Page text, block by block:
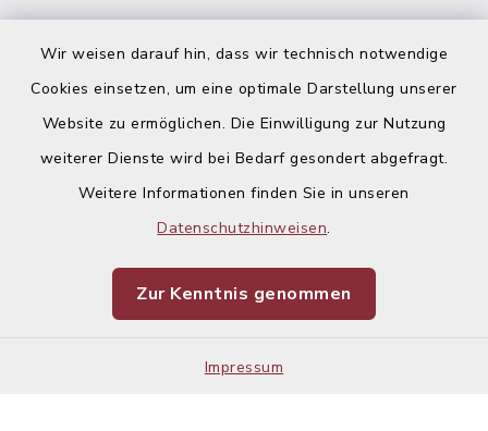
Wir weisen darauf hin, dass wir technisch notwendige
Cookies einsetzen, um eine optimale Darstellung unserer
Website zu ermöglichen. Die Einwilligung zur Nutzung
weiterer Dienste wird bei Bedarf gesondert abgefragt.
Weitere Informationen finden Sie in unseren
Datenschutzhinweisen.
Zur Kenntnis genommen
Impressum
Kontakt
Datenschutz
Impressum